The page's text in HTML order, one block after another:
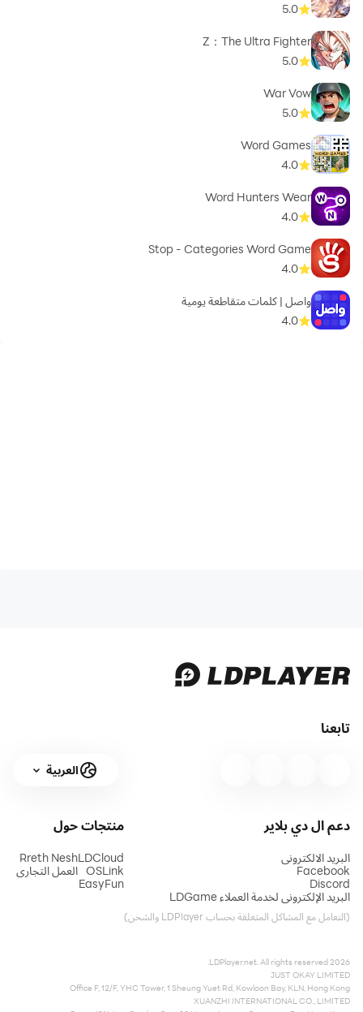
5.0
Z：The Ultra Fighter
5.0
War Vow
5.0
Word Games
4.0
Word Hunters Wear
4.0
Stop - Categories Word Game
4.0
واصل | كلمات متقاطعة يومية
4.0
تابعنا
العربية
دعم ال دي بلاير
البريد الالكتروني
Facebook
Discord
البريد الإلكتروني لخدمة العملاء LDGame
(التعامل مع المشاكل المتعلقة بحساب LDPlayer والشحن)
منتجات
LDCloud
OSLink
EasyFun
حول
Rreth Nesh
العمل التجاري
2026 LDPlayer.net. All rights reserved.
JUST OKAY LIMITED
Office F, 12/F, YHC Tower, 1 Sheung Yuet Rd, Kowloon Bay, KLN, Hong Kong
XUANZHI INTERNATIONAL CO., LIMITED